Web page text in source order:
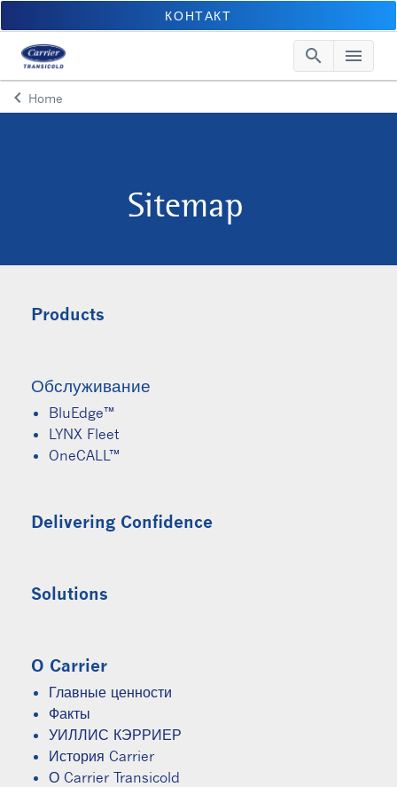
КОНТАКТ
search menu
keyboard_arrow_leftArrow back
Home
Sitemap
Products
Обслуживание
BluEdge™
LYNX Fleet
OneCALL™
Delivering Confidence
Solutions
O Carrier
Главные ценности
Факты
УИЛЛИС КЭРРИЕР
История Carrier
О Carrier Transicold